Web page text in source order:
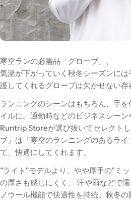
寒空ランの必需品「グローブ」。
気温が下がっていく秋冬シーズンに
護してくれるグローブは欠かせない存
ランニングのシーンはもちろん、 手を
イルに。通勤時などのビジネスシーン
Runtrip Storeが選び抜いてセレクト
ブ」は「寒空のランニングのあるラ
て、快適にしてくれます。
"ライト"モデルより、やや厚手の"ミ
の厚さも感じにくく、 汗や雨などで
ノウール機能で快適性を持続。秋冬